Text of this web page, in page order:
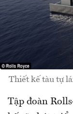
Thiết kế tàu tự
Tập đoàn